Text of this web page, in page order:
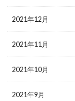
2021年12月
2021年11月
2021年10月
2021年9月